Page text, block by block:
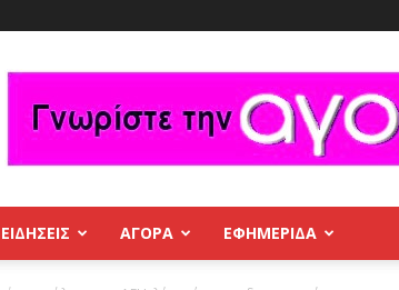
ΕΙΔΗΣΕΙΣ ΑΓΟΡΑ ΕΦΗΜΕΡΊΔΑ